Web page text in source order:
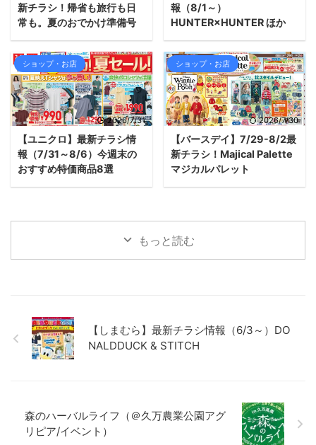
新チラシ！帰省も旅行も日
常も。夏のおでかけ準備号
報（8/1～）
HUNTER×HUNTER ほか
ショップ・お店
2026/7/31
【ユニクロ】最新チラシ情
報（7/31～8/6）今週末の
おすすめ特価商品8選
ショップ・お店
2026/7/30
【バースデイ】7/29-8/2最
新チラシ！Majical Palette
マジカルパレット
もっと読む
【しまむら】最新チラシ情報（6/3～）DO
NALDDUCK & STITCH
森のハーバルライフ（＠久万農業公園アグ
リピア/イベント）